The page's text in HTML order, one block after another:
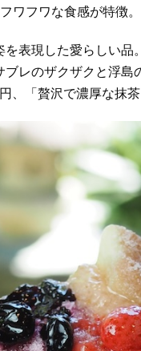
ワフワな食感が特徴。
表現した愛らしい
レのザクザクと浮
、「贅沢で濃厚な抹